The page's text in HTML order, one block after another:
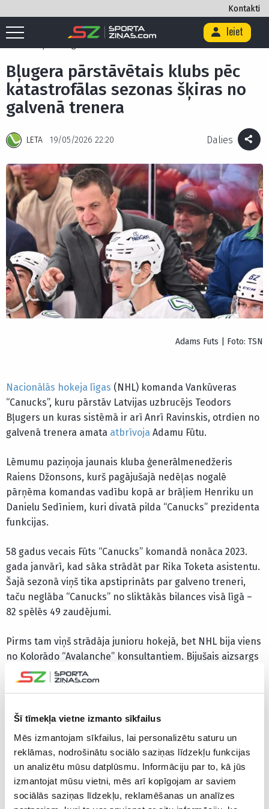
Šī tīmekļa vietne izmanto sīkfailus
Mēs izmantojam sīkfailus, lai personalizētu saturu un
reklāmas, nodrošinātu sociālo saziņas līdzekļu funkcijas
un analizētu mūsu datplūsmu. Informāciju par to, kā jūs
izmantojat mūsu vietni, mēs arī kopīgojam ar saviem
sociālās saziņas līdzekļu, reklamēšanas un analīzes
Kontakti
Ieiet
Sākums / Bļugera pārstāvētais klubs pēc katastrofālas
Bļugera pārstāvētais klubs pēc
katastrofālas sezonas šķiras no
galvenā trenera
LETA 19/05/2026 22:20 Dalies
Adams Futs | Foto: TSN
Nacionālās hokeja līgas (NHL) komanda Vankūveras
“Canucks”, kuru pārstāv Latvijas uzbrucējs Teodors
Bļugers un kuras sistēmā ir arī Anrī Ravinskis, otrdien no
galvenā trenera amata atbrīvoja Adamu Fūtu.
Lēmumu paziņoja jaunais kluba ģenerālmenedžeris
Raiens Džonsons, kurš pagājušajā nedēļas nogalē
pārņēma komandas vadību kopā ar brāļiem Henriku un
Danielu Sedīniem, kuri divatā pilda “Canucks” prezidenta
funkcijas.
58 gadus vecais Fūts “Canucks” komandā nonāca 2023.
gada janvārī, kad sāka strādāt par Rika Toketa asistentu.
Šajā sezonā viņš tika apstiprināts par galveno treneri,
taču neglāba “Canucks” no sliktākās bilances visā līgā –
82 spēlēs 49 zaudējumi.
Pirms tam viņš strādāja junioru hokejā, bet NHL bija viens
no Kolorādo “Avalanche” konsultantiem. Bijušais aizsargs
Fūts ar “Avalanche” divreiz kļuva par Stenlija kausa
ieguvēju, 1996. gadā to paveicot kopā ar Sandi Ozoliņu.
Thank you Adam Foote, Scott Young, Kevin Dean,
and Brett McLean for everything you gave to the
Vancouver Canucks. We are grateful for your
leadership and dedication.
pic.twitter.com/Fo5r7sJwCh